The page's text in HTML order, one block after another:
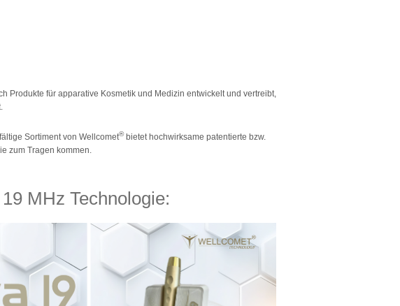
Produkte für apparative Kosmetik und Medizin entwickelt und vertreibt,
Sortiment von Wellcomet®bietet hochwirksame patentierte bzw.
zum Tragen kommen.
MHz Technologie: